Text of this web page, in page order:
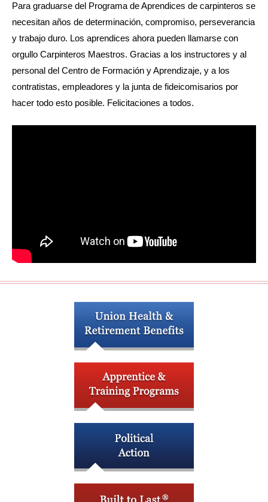
Para graduarse del Programa de Aprendices de carpinteros se
necesitan años de determinación, compromiso, perseverancia
y trabajo duro. Los aprendices ahora pueden llamarse con
orgullo Carpinteros Maestros. Gracias a los instructores y al
personal del Centro de Formación y Aprendizaje, y a los
contratistas, empleadores y la junta de fideicomisarios por
hacer todo esto posible. Felicitaciones a todos.